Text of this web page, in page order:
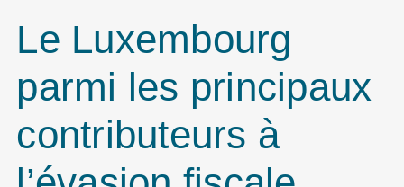
Le Luxembourg
parmi les principaux
contributeurs à